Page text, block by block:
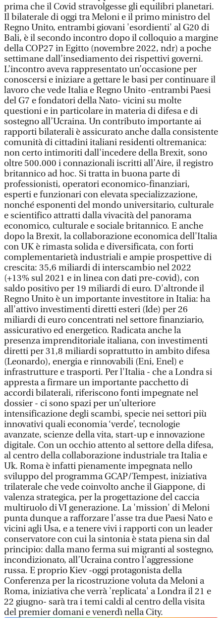
prima che il Covid stravolgesse gli equilibri planetari.
Il bilaterale di oggi tra Meloni e il primo ministro del
Regno Unito, entrambi giovani 'esordienti' al G20 di
Bali, è il secondo incontro dopo il colloquio a margine
della COP27 in Egitto (novembre 2022, ndr) a poche
settimane dall’insediamento dei rispettivi governi.
L’incontro aveva rappresentato un’occasione per
conoscersi e iniziare a gettare le basi per continuare il
lavoro che vede Italia e Regno Unito -entrambi Paesi
del G7 e fondatori della Nato- vicini su molte
questioni e in particolare in materia di difesa e di
sostegno all’Ucraina. Un contributo importante ai
rapporti bilaterali è assicurato anche dalla consistente
comunità di cittadini italiani residenti oltremanica:
non certo intimoriti dall'incedere della Brexit, sono
oltre 500.000 i connazionali iscritti all’Aire, il registro
britannico ad hoc. Si tratta in buona parte di
professionisti, operatori economico-finanziari,
esperti e funzionari con elevata specializzazione,
nonché esponenti del mondo universitario, culturale
e scientifico attratti dalla vivacità del panorama
economico, culturale e sociale britannico. E anche
dopo la Brexit, la collaborazione economica dell'Italia
con UK è rimasta solida e diversificata, con forti
complementarietà industriali e ampie prospettive di
crescita: 35,6 miliardi di interscambio nel 2022
(+13% sul 2021 e in linea con dati pre-covid), con
saldo positivo per 19 miliardi di euro. D'altronde il
Regno Unito è un importante investitore in Italia: ha
all'attivo investimenti diretti esteri (Ide) per 26
miliardi di euro concentrati nel settore finanziario,
assicurativo ed energetico. Radicata anche la
presenza imprenditoriale italiana, con investimenti
diretti per 31,8 miliardi soprattutto in ambito difesa
(Leonardo), energia e rinnovabili (Eni, Enel) e
infrastrutture e trasporti. Per l'Italia - che a Londra si
appresta a firmare un importante pacchetto di
accordi bilaterali, riferiscono fonti impegnate nel
dossier - ci sono spazi per un’ulteriore
intensificazione degli scambi, specie nei settori più
innovativi quali economia ‘verde’, tecnologie
avanzate, scienze della vita, start-up e innovazione
digitale. Con un occhio attento al settore della difesa,
al centro della collaborazione industriale tra Italia e
Uk. Roma è infatti pienamente impegnata nello
sviluppo del programma GCAP/Tempest, iniziativa
trilaterale che vede coinvolto anche il Giappone, di
valenza strategica, per la progettazione del caccia
multiruolo di VI generazione. La 'mission' di Meloni
punta dunque a rafforzare l’asse tra due Paesi Nato e
vicini agli Usa, e a tenere vivi i rapporti con un leader
conservatore con cui la sintonia è stata piena sin dal
principio: dalla mano ferma sui migranti al sostegno,
incondizionato, all’Ucraina contro l’aggressione
russa. E proprio Kiev -oggi protagonista della
Conferenza per la ricostruzione voluta da Meloni a
Roma, iniziativa che verrà 'replicata' a Londra il 21 e
22 giugno- sarà tra i temi caldi al centro della visita
del premier domani e venerdì nella City.